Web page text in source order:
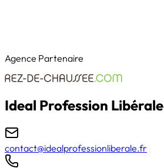
Agence Partenaire
Ideal Profession Libérale
contact@idealprofessionliberale.fr